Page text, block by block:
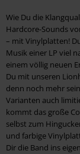
Wie Du die
Hardcore-Sounds
– mit Vinylplatten!
Musik einer LP viel
einem völlig neuen
Du mit unseren
denn noch mehr
Varianten auch
kommt das große
selbst zum
und farbige
Dir die Band ins